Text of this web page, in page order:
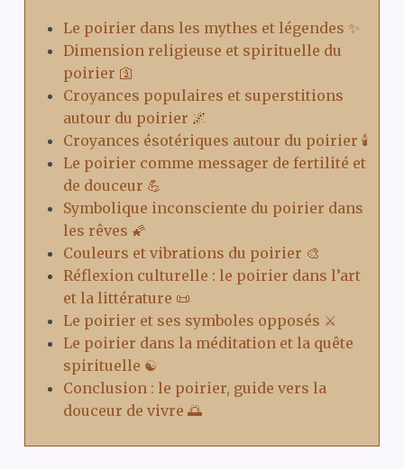
Le poirier dans les mythes et légendes ✨
Dimension religieuse et spirituelle du
poirier 🛐
Croyances populaires et superstitions
autour du poirier 🌌
Croyances ésotériques autour du poirier 🕯️
Le poirier comme messager de fertilité et
de douceur 💪
Symbolique inconsciente du poirier dans
les rêves 🌠
Couleurs et vibrations du poirier 🎨
Réflexion culturelle : le poirier dans l’art
et la littérature 📜
Le poirier et ses symboles opposés ⚔️
Le poirier dans la méditation et la quête
spirituelle ☯️
Conclusion : le poirier, guide vers la
douceur de vivre 🌅